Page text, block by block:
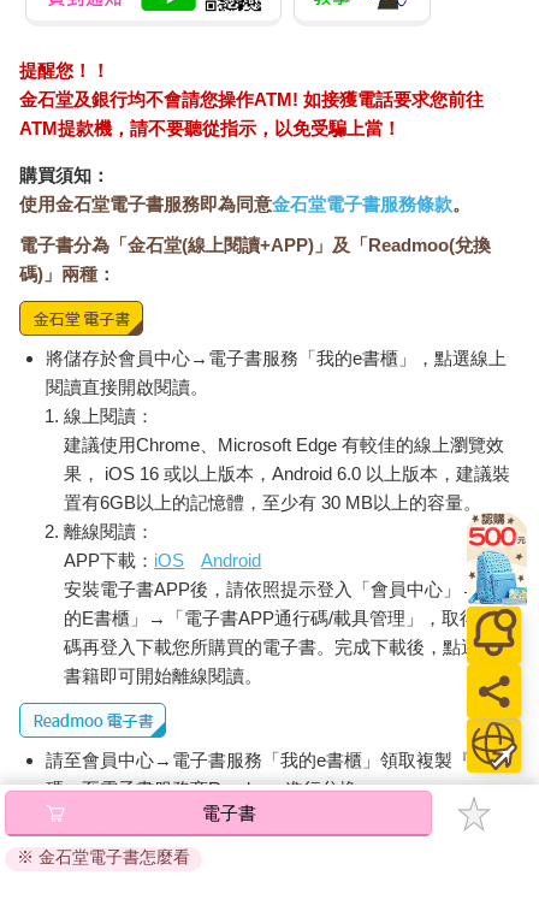
提醒您！！
金石堂及銀行均不會請您操作ATM! 如接獲電話要求您前往
ATM提款機，請不要聽從指示，以免受騙上當！
購買須知：
使用金石堂電子書服務即為同意金石堂電子書服務條款。
電子書分為「金石堂(線上閱讀+APP)」及「Readmoo(兌換
碼)」兩種：
將儲存於會員中心→電子書服務「我的e書櫃」，點選線上
閱讀直接開啟閱讀。
線上閱讀：
建議使用Chrome、Microsoft Edge 有較佳的線上瀏覽效
果， iOS 16 或以上版本，Android 6.0 以上版本，建議裝
置有6GB以上的記憶體，至少有 30 MB以上的容量。
離線閱讀：
APP下載： iOS
Android
安裝電子書APP後，請依照提示登入「會員中心」→「我
的E書櫃」→「電子書APP通行碼/載具管理」，取得通行
碼再登入下載您所購買的電子書。完成下載後，點選任一
書籍即可開始離線閱讀。
請至會員中心→電子書服務「我的e書櫃」領取複製『兌換
碼』至電子書服務商Readmoo進行兌換。
退換貨須知：
因版權保護，您在金石堂所購買的電子書僅能以金石堂專屬
電子書
※ 金石堂電子書怎麼看